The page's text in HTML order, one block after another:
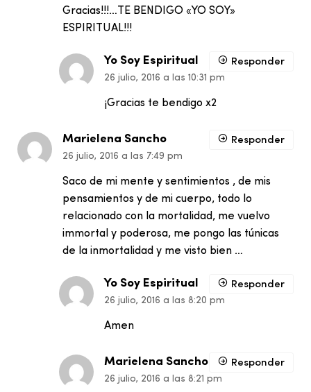
Gracias!!!…TE BENDIGO «YO SOY»
ESPIRITUAL!!!
Yo Soy Espiritual
26 julio, 2016 a las 10:31 pm
¡Gracias te bendigo x2
Responder
Marielena Sancho
26 julio, 2016 a las 7:49 pm
Saco de mi mente y sentimientos , de mis
pensamientos y de mi cuerpo, todo lo
relacionado con la mortalidad, me vuelvo
immortal y poderosa, me pongo las túnicas
de la inmortalidad y me visto bien …
Responder
Yo Soy Espiritual
26 julio, 2016 a las 8:20 pm
Amen
Responder
Marielena Sancho
26 julio, 2016 a las 8:21 pm
Responder